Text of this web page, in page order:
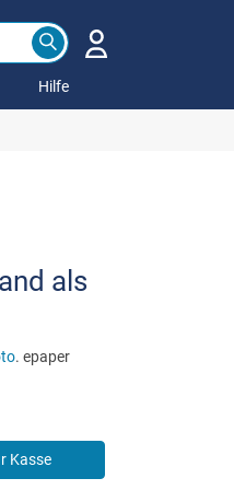
Hilfe
als
. epaper
Kasse